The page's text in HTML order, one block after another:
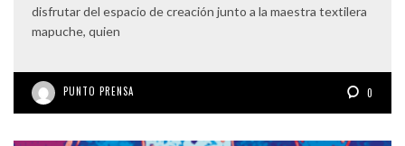
disfrutar del espacio de creación junto a la maestra textilera
mapuche, quien
PUNTO PRENSA 0